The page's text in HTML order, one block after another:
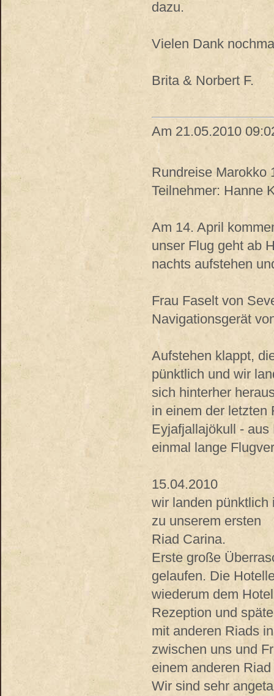
dazu.
Vielen Dank
Brita & Norbert F.
Am 21.05.2010
Rundreise Marokko
Teilnehmer: Hanne
Am 14. April
unser Flug geht ab
nachts aufstehen
Frau Faselt von
Navigationsgerät
Aufstehen klappt,
pünktlich und wir
sich hinterher
in einem der letzten
Eyjafjallajökull -
einmal lange
15.04.2010
wir landen
zu unserem ersten
Riad Carina.
Erste große
gelaufen. Die
wiederum dem
Rezeption und
mit anderen Riads
zwischen uns und
einem anderen
Wir sind sehr